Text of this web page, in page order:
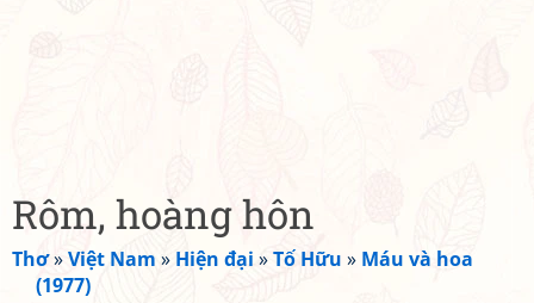
Rôm, hoàng hôn
Thơ»Việt Nam » Hiện đại »Tố Hữu » Máu và hoa
(1977)